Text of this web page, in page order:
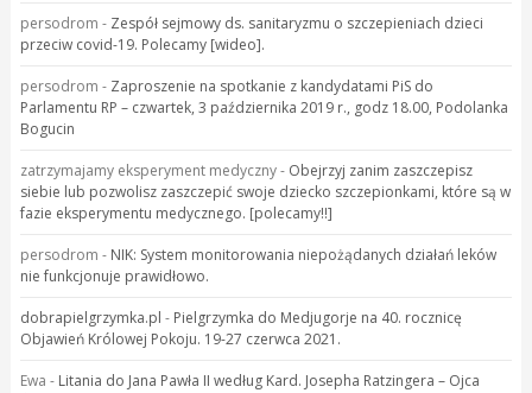
persodrom - Zespół sejmowy ds. sanitaryzmu o szczepieniach dzieci
przeciw covid-19. Polecamy [wideo].
persodrom - Zaproszenie na spotkanie z kandydatami PiS do
Parlamentu RP – czwartek, 3 października 2019 r., godz 18.00, Podolanka
Bogucin
zatrzymajamy eksperyment medyczny- Obejrzyj zanim zaszczepisz
siebie lub pozwolisz zaszczepić swoje dziecko szczepionkami, które są w
fazie eksperymentu medycznego. [polecamy!!]
persodrom - NIK: System monitorowania niepożądanych działań leków
nie funkcjonuje prawidłowo.
dobrapielgrzymka.pl - Pielgrzymka do Medjugorje na 40. rocznicę
Objawień Królowej Pokoju. 19-27 czerwca 2021.
Ewa - Litania do Jana Pawła II według Kard. Josepha Ratzingera – Ojca